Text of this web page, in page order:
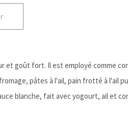
et goût fort. Il est employé comme
pâtes à l'ail, pain frotté à l'ail
blanche, fait avec yogourt, ail et